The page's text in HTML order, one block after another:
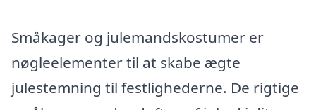
Småkager og julemandskostumer er
nøgleelementer til at skabe ægte
julestemning til festlighederne. De rigtige